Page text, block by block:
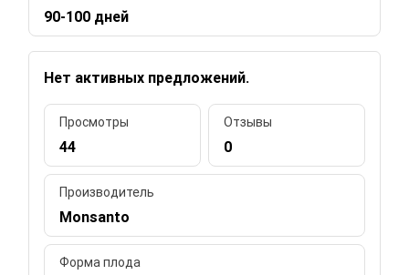
90-100 дней
Нет активных предложений.
Просмотры
44
Отзывы
0
Производитель
Monsanto
Форма плода